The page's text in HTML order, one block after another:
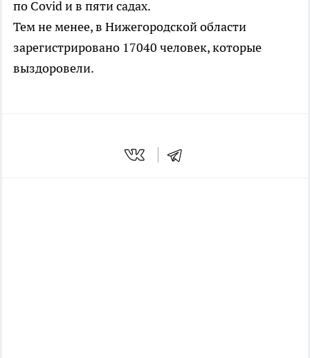
по Covid и в пяти садах.
Тем не менее, в Нижегородской области
зарегистрировано 17040 человек, которые
выздоровели.